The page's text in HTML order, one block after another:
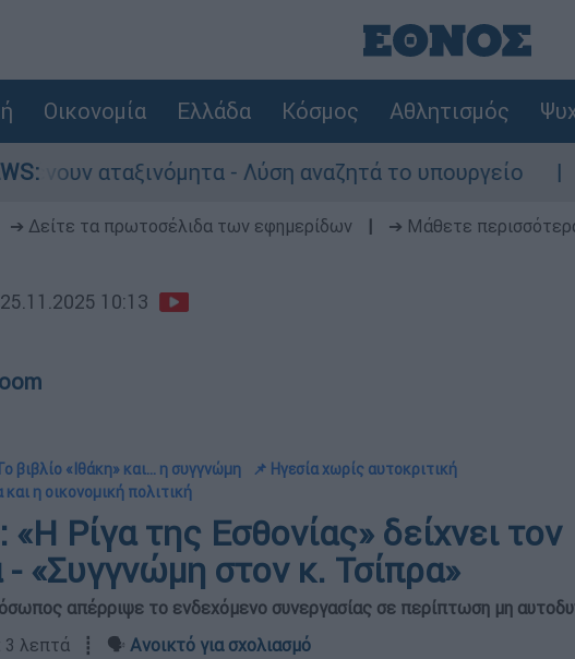
Οικονομία Ελλάδα Κόσμος Αθλητισμός
- Λύση αναζητά το υπουργείο Γυναίκα
➔ Δείτε τα πρωτοσέλιδα των εφημερίδων ➔ Μάθετε
25.11.2025 10:13
βιβλίο «Ιθάκη» και... η συγγνώμη
📌 Ηγεσία χωρίς αυτοκριτική
η οικονομική πολιτική
Ρίγα της Εσθονίας» δείχνει τον
«Συγγνώμη στον κ. Τσίπρα»
απέρριψε το ενδεχόμενο συνεργασίας σε περίπτωση μη
3 λεπτά ┋ 🗣️ Ανοικτό για σχολιασμό